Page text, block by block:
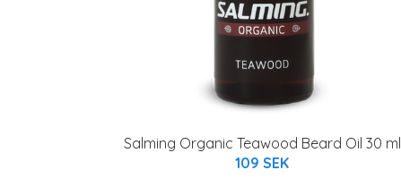
Salming Organic Teawood Beard Oil 30 ml
109 SEK